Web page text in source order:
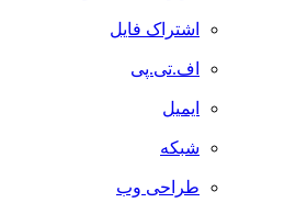
اشتراک فایل
اف.تی.پی
ایمیل
شبکه
طراحی وب